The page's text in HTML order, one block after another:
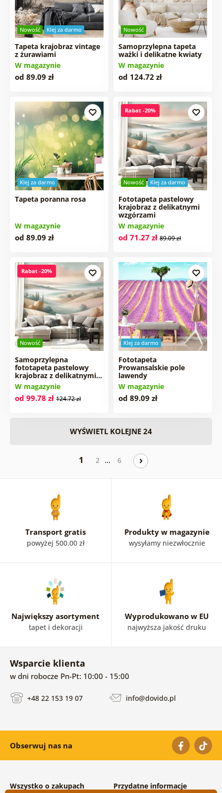
Nowość Klej za darmo
Tapeta krajobraz vintage
z żurawiami
W magazynie
od 89.09 zł
Nowość
Samoprzylepna tapeta
ważki i delikatne kwiaty
W magazynie
od 124.72 zł
Klej za darmo
Tapeta poranna rosa
W magazynie
od 89.09 zł
Nowość Klej za darmo
Rabat -20%
Fototapeta pastelowy
krajobraz z delikatnymi
wzgórzami
W magazynie
od 71.27 zł 89.09 zł
Nowość
Rabat -20%
Samoprzylepna
fototapeta pastelowy
krajobraz z delikatnymi…
W magazynie
od 99.78 zł 124.72 zł
Klej za darmo
Fototapeta
Prowansalskie pole
lawendy
W magazynie
od 89.09 zł
WYŚWIETL KOLEJNE 24
1 2 … 6
Transport gratis
powyżej 500.00 zł
Produkty w magazynie
wysyłamy niezwłocznie
Największy asortyment
tapet i dekoracji
Wyprodukowano w EU
najwyższa jakość druku
Wsparcie klienta
w dni robocze Pn-Pt: 10:00 - 15:00
+48 22 153 19 07 info@dovido.pl
Obserwuj nas na
Wszystko o zakupach Przydatne informacje